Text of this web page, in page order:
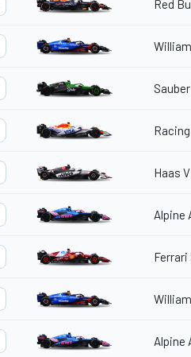
Red
Haas
Alpine
Ferrari
Alpine